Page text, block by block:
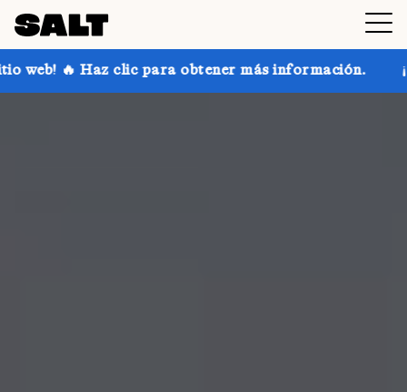
para obtener más información. ¡Consigue hasta